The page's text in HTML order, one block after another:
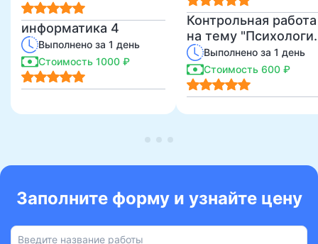
информатика 4
Выполнено за 1 день
Стоимость 1000 ₽
Контрольная работа
на тему
привязанности"
Выполнено за 1 день
Стоимость 600 ₽
Заполните форму и узнайте цену